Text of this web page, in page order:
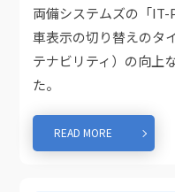
両備システムズの「
車表示の切り替えのタ
テナビリティ）の向上
た。
READ MORE